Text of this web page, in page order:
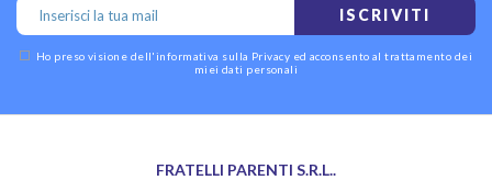
ISCRIVITI
Ho preso visione dell'informativa sulla Privacy ed acconsento al trattamento dei
miei dati personali
FRATELLI PARENTI S.R.L..